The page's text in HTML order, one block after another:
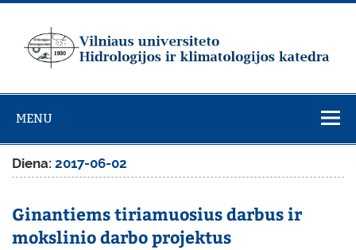
Skip
universiteto
Hidrologijos ir
klimatologijos
katedra
MENU
Diena:2017-06-02
Ginantiems tiriamuosius darbus ir
mokslinio darbo projektus